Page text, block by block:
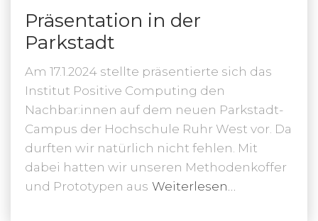
Präsentation in der
Parkstadt
Am 17.1.2024 stellte präsentierte sich das
Institut Positive Computing den
Nachbar:innen auf dem neuen Parkstadt-
Campus der Hochschule Ruhr West vor. Da
durften wir natürlich nicht fehlen. Mit
dabei hatten wir unseren Methodenkoffer
und Prototypen aus Weiterlesen…